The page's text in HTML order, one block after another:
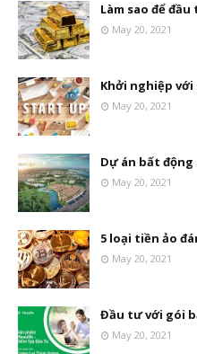
Làm sao để
May 20, 2021
Khởi nghiệp với
May 20, 2021
Dự án bất động
May 20, 2021
5 loại tiền ảo
May 20, 2021
Đầu tư với gói
May 20, 2021